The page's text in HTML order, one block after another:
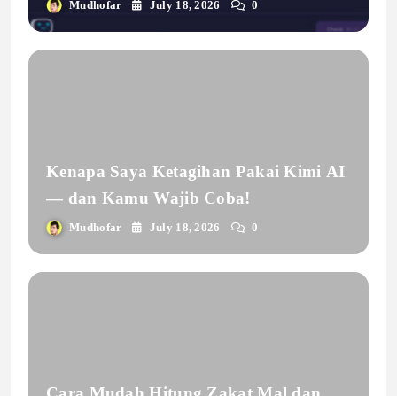
Mudhofar July 18, 2026 0
Kenapa Saya Ketagihan Pakai Kimi AI
— dan Kamu Wajib Coba!
Mudhofar July 18, 2026 0